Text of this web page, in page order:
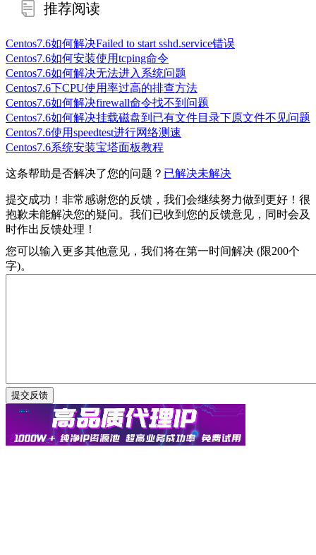
推荐阅读
Centos7.6如何解决Failed to start sshd.service错误
Centos7.6如何安装使用tcping命令
Centos7.6如何解决无法进入系统问题
Centos7.6下CPU使用率过高的排查方法
Centos7.6如何解决firewall命令找不到问题
Centos7.6如何解决挂载磁盘到已有文件目录下原文件不见问题
Centos7.6使用speedtest进行网络测速
Centos7.6系统安装宝塔面板教程
这条帮助是否解决了您的问题？ 已解决未解决
提交成功！非常感谢您的反馈，我们会继续努力做到更好！ 很
抱歉未能解决您的疑问。我们已收到您的反馈意见，同时会及
时作出反馈处理！
您可以输入更多其他意见，我们将在第一时间解决 (限200个
字)。